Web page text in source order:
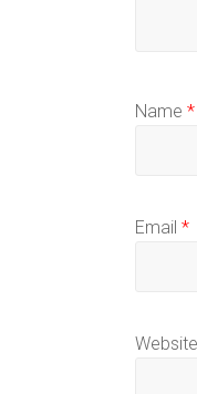
Name *
Email *
Website